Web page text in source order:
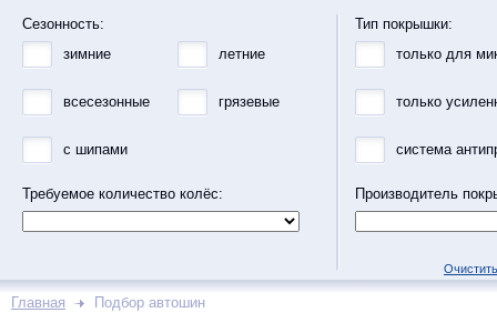
Сезонность:
зимние
летние
всесезонные грязевые
с шипами
Требуемое количество колёс:
Тип покрышки:
только для
только
система
Производитель
Главная Подбор автошин